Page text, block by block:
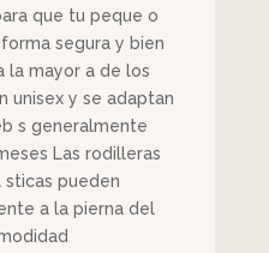
que tu peque o
segura y bien
la mayor a de los
unisex y se adaptan
s generalmente
Las rodilleras
sticas pueden
a la pierna del